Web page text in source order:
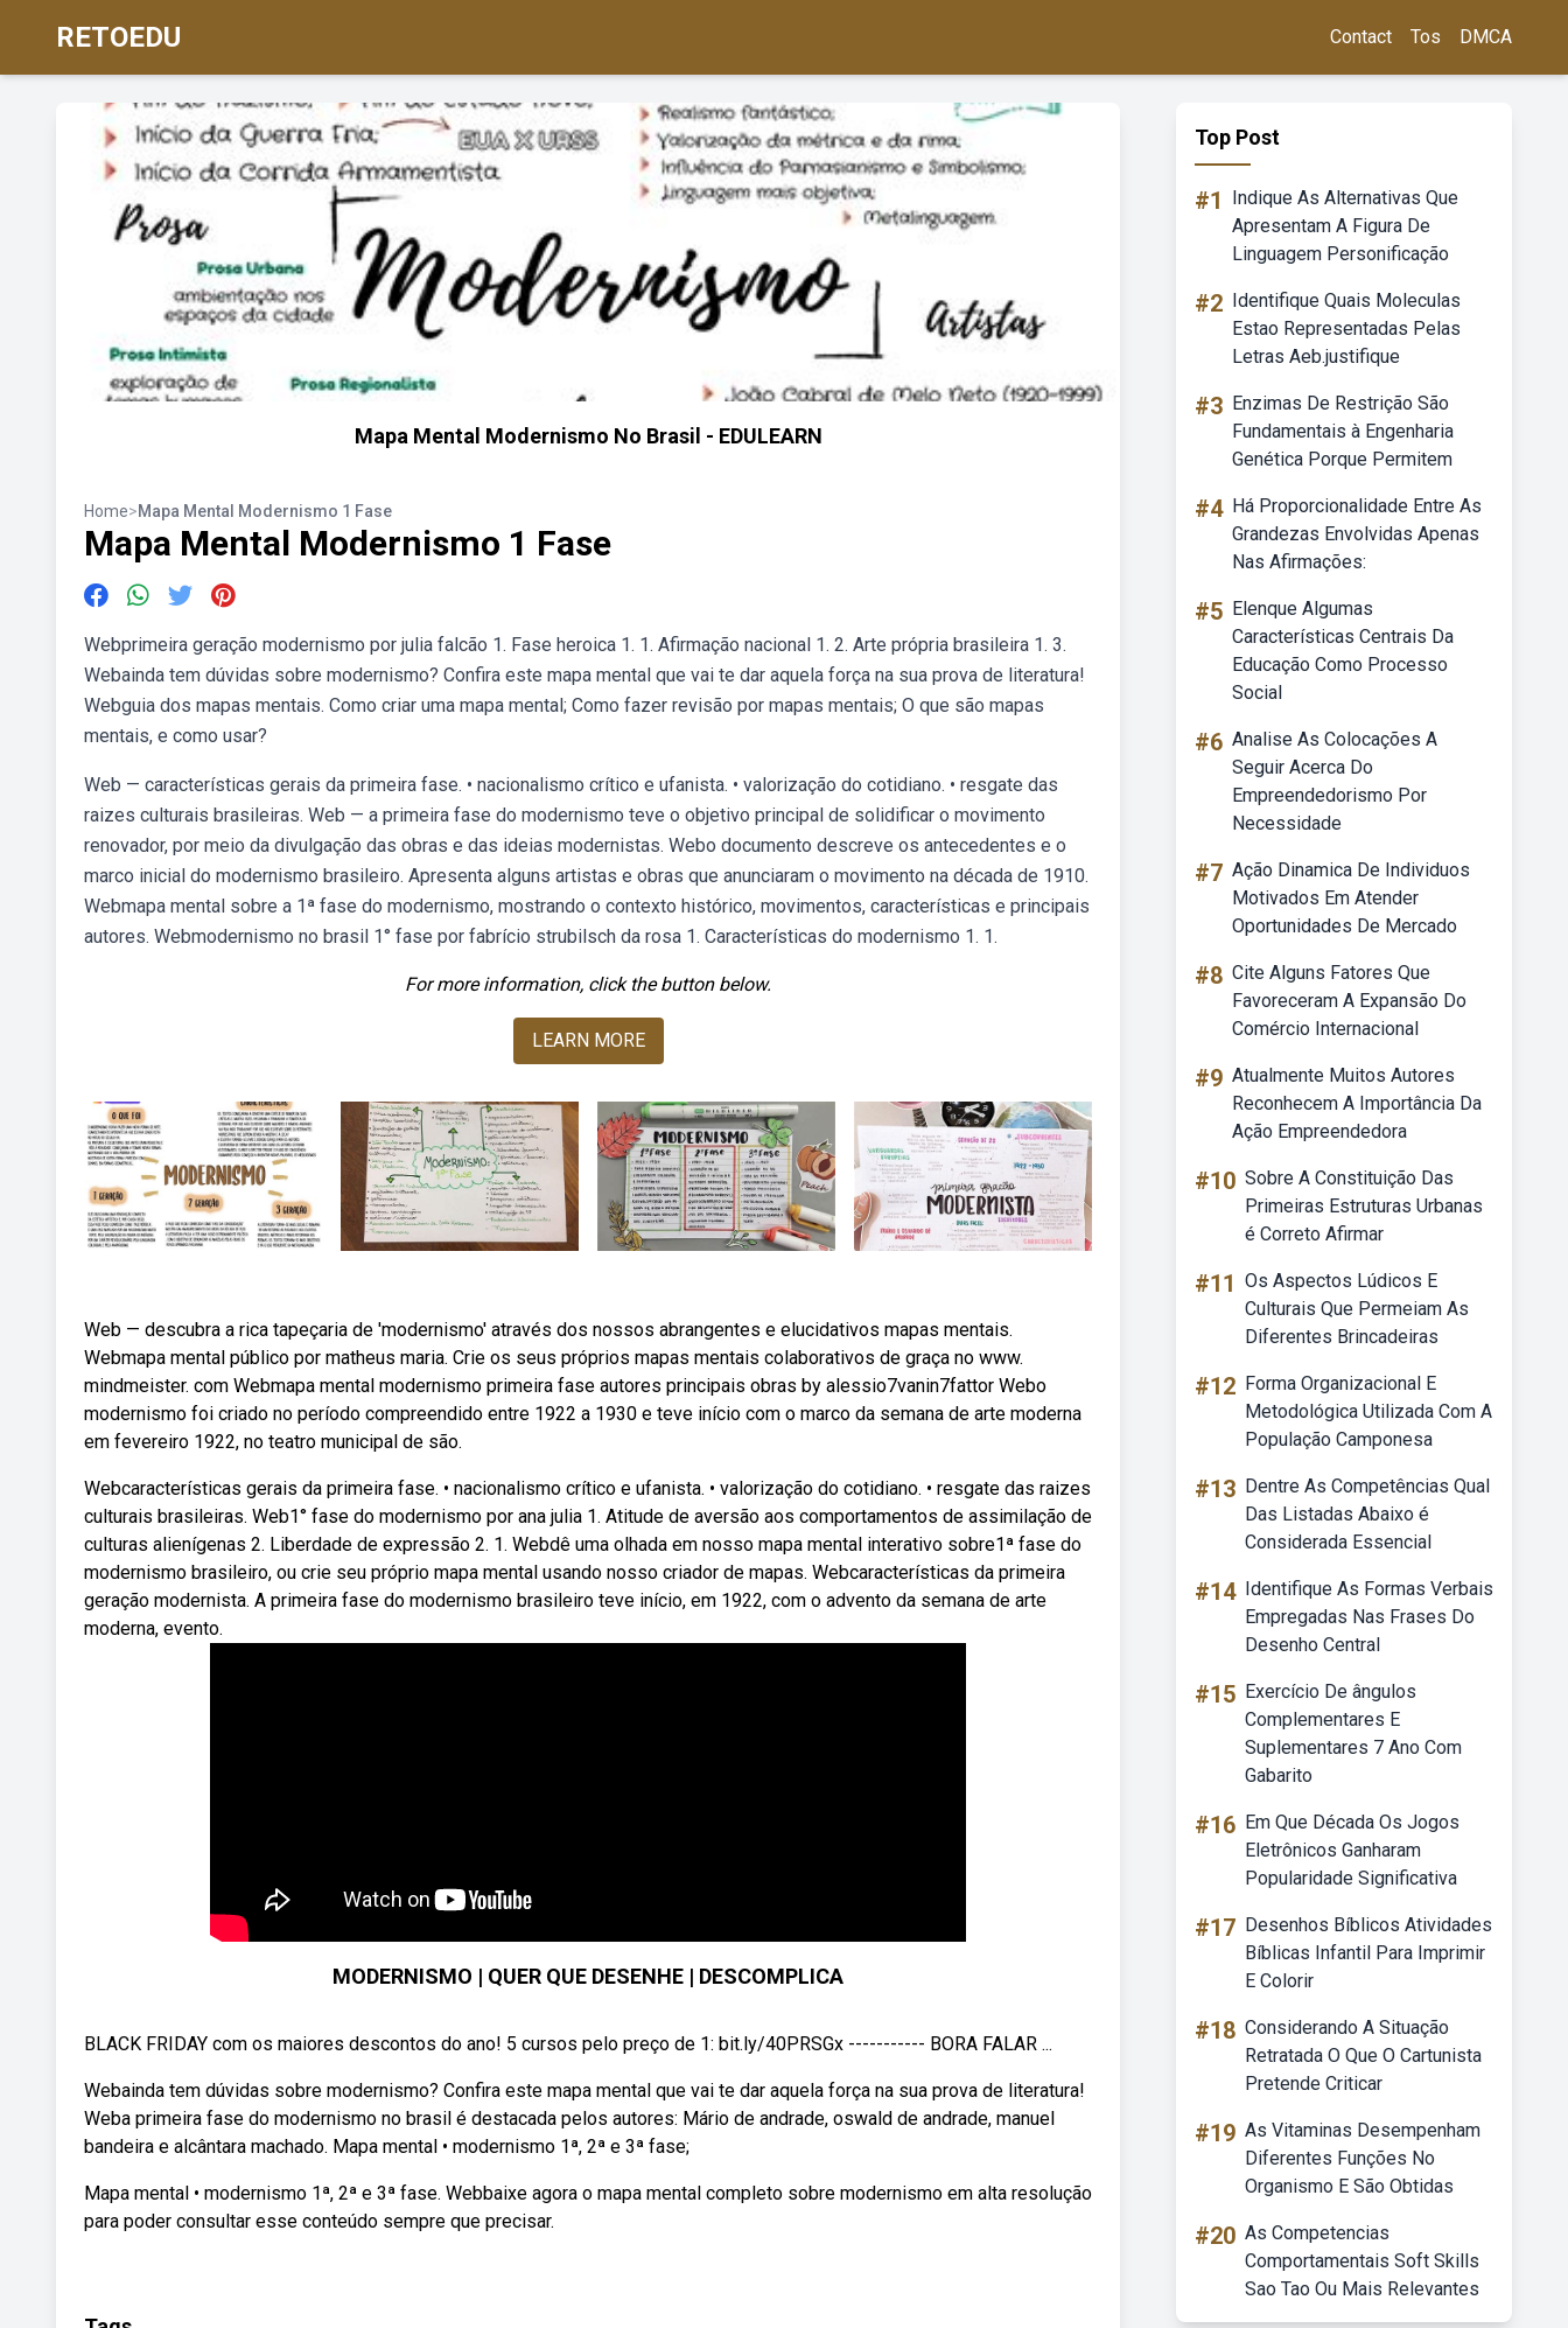
RETOEDU Contact Tos DMCA
Mapa Mental Modernismo No Brasil - EDULEARN
Home>Mapa Mental Modernismo 1 Fase
Mapa Mental Modernismo 1 Fase
Webprimeira geração modernismo por julia falcão 1. Fase heroica 1. 1. Afirmação nacional 1. 2. Arte própria brasileira 1. 3.
Webainda tem dúvidas sobre modernismo? Confira este mapa mental que vai te dar aquela força na sua prova de literatura!
Webguia dos mapas mentais. Como criar uma mapa mental; Como fazer revisão por mapas mentais; O que são mapas
mentais, e como usar?
Web — características gerais da primeira fase. • nacionalismo crítico e ufanista. • valorização do cotidiano. • resgate das
raizes culturais brasileiras. Web — a primeira fase do modernismo teve o objetivo principal de solidificar o movimento
renovador, por meio da divulgação das obras e das ideias modernistas. Webo documento descreve os antecedentes e o
marco inicial do modernismo brasileiro. Apresenta alguns artistas e obras que anunciaram o movimento na década de 1910.
Webmapa mental sobre a 1ª fase do modernismo, mostrando o contexto histórico, movimentos, características e principais
autores. Webmodernismo no brasil 1° fase por fabrício strubilsch da rosa 1. Características do modernismo 1. 1.
For more information, click the button below.
LEARN MORE
Web — descubra a rica tapeçaria de 'modernismo' através dos nossos abrangentes e elucidativos mapas mentais.
Webmapa mental público por matheus maria. Crie os seus próprios mapas mentais colaborativos de graça no www.
mindmeister. com Webmapa mental modernismo primeira fase autores principais obras by alessio7vanin7fattor Webo
modernismo foi criado no período compreendido entre 1922 a 1930 e teve início com o marco da semana de arte moderna
em fevereiro 1922, no teatro municipal de são.
Webcaracterísticas gerais da primeira fase. • nacionalismo crítico e ufanista. • valorização do cotidiano. • resgate das raizes
culturais brasileiras. Web1° fase do modernismo por ana julia 1. Atitude de aversão aos comportamentos de assimilação de
culturas alienígenas 2. Liberdade de expressão 2. 1. Webdê uma olhada em nosso mapa mental interativo sobre1ª fase do
modernismo brasileiro, ou crie seu próprio mapa mental usando nosso criador de mapas. Webcaracterísticas da primeira
geração modernista. A primeira fase do modernismo brasileiro teve início, em 1922, com o advento da semana de arte
moderna, evento.
MODERNISMO | QUER QUE DESENHE | DESCOMPLICA
BLACK FRIDAY com os maiores descontos do ano! 5 cursos pelo preço de 1: bit.ly/40PRSGx ----------- BORA FALAR ...
Webainda tem dúvidas sobre modernismo? Confira este mapa mental que vai te dar aquela força na sua prova de literatura!
Weba primeira fase do modernismo no brasil é destacada pelos autores: Mário de andrade, oswald de andrade, manuel
bandeira e alcântara machado. Mapa mental • modernismo 1ª, 2ª e 3ª fase;
Mapa mental • modernismo 1ª, 2ª e 3ª fase. Webbaixe agora o mapa mental completo sobre modernismo em alta resolução
para poder consultar esse conteúdo sempre que precisar.
Top Post
#1
Indique As Alternativas Que
Apresentam A Figura De
Linguagem Personificação
#2 Identifique Quais Moleculas
Estao Representadas Pelas
Letras Aeb.justifique
#3 Enzimas De Restrição São
Fundamentais à Engenharia
Genética Porque Permitem
#4 Há Proporcionalidade Entre As
Grandezas Envolvidas Apenas
Nas Afirmações:
#5 Elenque Algumas
Características Centrais Da
Educação Como Processo
Social
#6 Analise As Colocações A
Seguir Acerca Do
Empreendedorismo Por
Necessidade
#7 Ação Dinamica De Individuos
Motivados Em Atender
Oportunidades De Mercado
#8 Cite Alguns Fatores Que
Favoreceram A Expansão Do
Comércio Internacional
#9 Atualmente Muitos Autores
Reconhecem A Importância Da
Ação Empreendedora
#10 Sobre A Constituição Das
Primeiras Estruturas Urbanas
é Correto Afirmar
#11 Os Aspectos Lúdicos E
Culturais Que Permeiam As
Diferentes Brincadeiras
#12 Forma Organizacional E
Metodológica Utilizada Com A
População Camponesa
#13 Dentre As Competências Qual
Das Listadas Abaixo é
Considerada Essencial
#14 Identifique As Formas Verbais
Empregadas Nas Frases Do
Desenho Central
#15 Exercício De ângulos
Complementares E
Suplementares 7 Ano Com
Gabarito
#16 Em Que Década Os Jogos
Eletrônicos Ganharam
Popularidade Significativa
#17 Desenhos Bíblicos Atividades
Bíblicas Infantil Para Imprimir
E Colorir
#18 Considerando A Situação
Retratada O Que O Cartunista
Pretende Criticar
#19 As Vitaminas Desempenham
Diferentes Funções No
Organismo E São Obtidas
#20 As Competencias
Comportamentais Soft Skills
Sao Tao Ou Mais Relevantes